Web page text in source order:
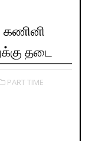
கணினி
தடை
PART TIME